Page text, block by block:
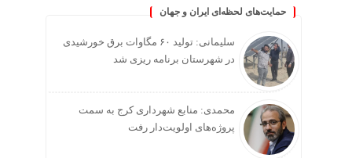
حمایت‌های لحظه‌ای ایران و جهان
سلیمانی: تولید ۶۰ مگاوات برق خورشیدی
در شهرستان برنامه ریزی شد
محمدی: منابع شهرداری کرج به سمت
پروژه‌های اولویت‌دار رفت